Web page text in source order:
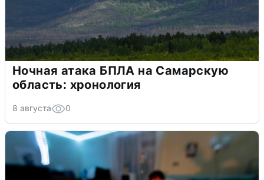
Ночная атака БПЛА на Самарскую
область: хронология
8 августа 0